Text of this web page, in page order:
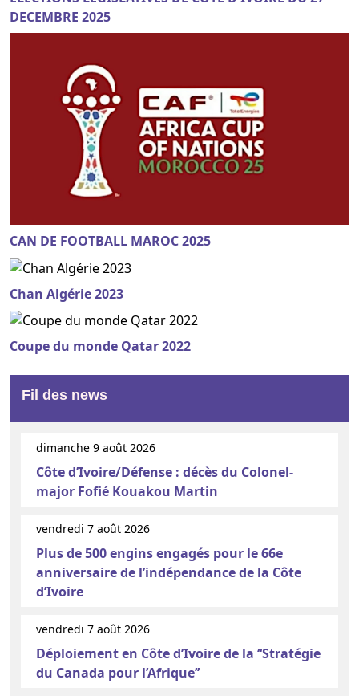
DECEMBRE 2025
CAN DE FOOTBALL MAROC 2025
Chan Algérie 2023
Coupe du monde Qatar 2022
Fil des news
dimanche 9 août 2026
Côte d’Ivoire/Défense : décès du Colonel-
major Fofié Kouakou Martin
vendredi 7 août 2026
Plus de 500 engins engagés pour le 66e
anniversaire de l’indépendance de la Côte
d’Ivoire
vendredi 7 août 2026
Déploiement en Côte d’Ivoire de la ‘‘Stratégie
du Canada pour l’Afrique’’